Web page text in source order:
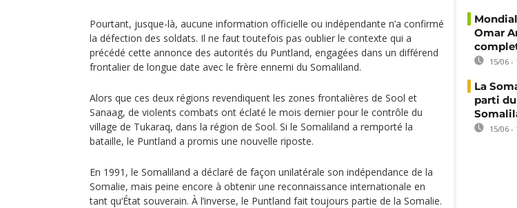
Pourtant, jusque-là, aucune information officielle ou indépendante n’a confirmé
la défection des soldats. Il ne faut toutefois pas oublier le contexte qui a
précédé cette annonce des autorités du Puntland, engagées dans un différend
frontalier de longue date avec le frère ennemi du Somaliland.
Alors que ces deux régions revendiquent les zones frontalières de Sool et
Sanaag, de violents combats ont éclaté le mois dernier pour le contrôle du
village de Tukaraq, dans la région de Sool. Si le Somaliland a remporté la
bataille, le Puntland a promis une nouvelle riposte.
En 1991, le Somaliland a déclaré de façon unilatérale son indépendance de la
Somalie, mais peine encore à obtenir une reconnaissance internationale en
tant qu‘État souverain. À l’inverse, le Puntland fait toujours partie de la Somalie.
Omar
15/06 -
La
parti
15/06 -